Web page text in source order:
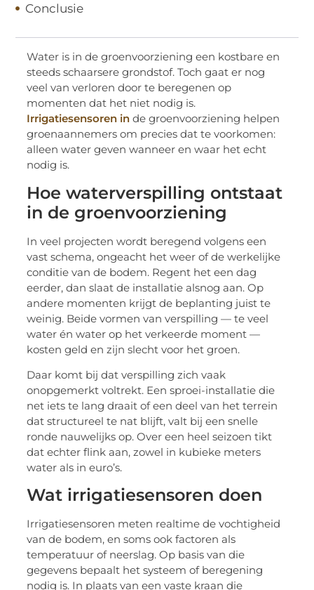
Conclusie
Water is in de groenvoorziening een kostbare en
steeds schaarsere grondstof. Toch gaat er nog
veel van verloren door te beregenen op
momenten dat het niet nodig is.
Irrigatiesensoren in de groenvoorziening helpen
groenaannemers om precies dat te voorkomen:
alleen water geven wanneer en waar het echt
nodig is.
Hoe waterverspilling ontstaat
in de groenvoorziening
In veel projecten wordt beregend volgens een
vast schema, ongeacht het weer of de werkelijke
conditie van de bodem. Regent het een dag
eerder, dan slaat de installatie alsnog aan. Op
andere momenten krijgt de beplanting juist te
weinig. Beide vormen van verspilling — te veel
water én water op het verkeerde moment —
kosten geld en zijn slecht voor het groen.
Daar komt bij dat verspilling zich vaak
onopgemerkt voltrekt. Een sproei-installatie die
net iets te lang draait of een deel van het terrein
dat structureel te nat blijft, valt bij een snelle
ronde nauwelijks op. Over een heel seizoen tikt
dat echter flink aan, zowel in kubieke meters
water als in euro’s.
Wat irrigatiesensoren doen
Irrigatiesensoren meten realtime de vochtigheid
van de bodem, en soms ook factoren als
temperatuur of neerslag. Op basis van die
gegevens bepaalt het systeem of beregening
nodig is. In plaats van een vaste kraan die